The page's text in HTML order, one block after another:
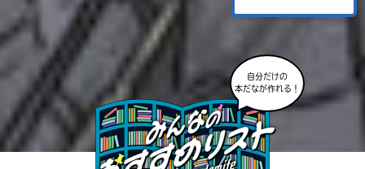
自分だけの
本だなが作れる！